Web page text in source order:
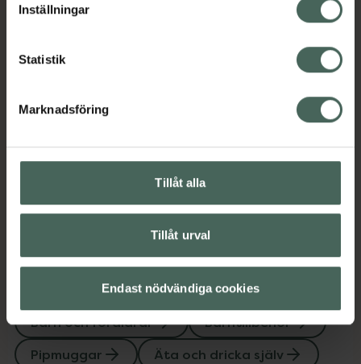
Inställningar
Statistik
Marknadsföring
Tillåt alla
Tillåt urval
Endast nödvändiga cookies
Kategorier:
Barntillbehör
Äta och dricka själv
Upptäck flera produkter inom
Amning och matning
Barn och föräldrar
Barntillbehör
Pipmuggar
Äta och dricka själv